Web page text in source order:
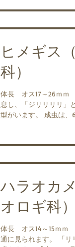
き、変...
ヒメギス
科）
体長 オス17～26ｍｍ メス17～
息し、「ジリリリリ」と鳴きます。
型がいます。 成虫は、6月～10月に見られます。 （写
ハラオカ
オロギ科）
体長 オス14～15ｍｍ メス12～
通に見られます。 「リリリリリ」と5～6声を区切って